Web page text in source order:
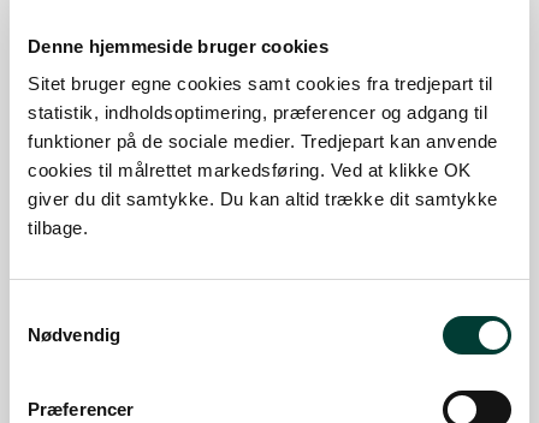
Denne hjemmeside bruger cookies
Sitet bruger egne cookies samt cookies fra tredjepart til
statistik, indholdsoptimering, præferencer og adgang til
funktioner på de sociale medier. Tredjepart kan anvende
cookies til målrettet markedsføring. Ved at klikke OK
giver du dit samtykke. Du kan altid trække dit samtykke
tilbage.
Nødvendig
Præferencer
Sådan kommer du dertil
Parkering
Med offentlig transport
Google Maps
Parkeringsplads ved Dravedvej
Læs mere